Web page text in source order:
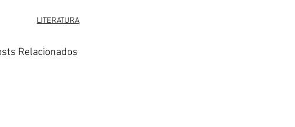
LITERATURA
Relacionados